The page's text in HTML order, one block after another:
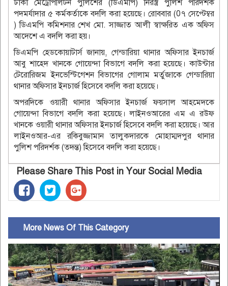
ঢাকা মেট্রোপলিটন পুলিশের (ডিএমপি) নিরস্ত্র পুলিশ পরিদর্শক
পদমর্যাদার ৫ কর্মকর্তাকে বদলি করা হয়েছে। রোববার (0৭ সেপ্টেম্বর
) ডিএমপি কমিশনার শেখ মো. সাজ্জাত আলী স্বাক্ষরিত এক অফিস
আদেশে এ বদলি করা হয়।
ডিএমপি হেডকোয়াটার্স জানায়, গেন্ডারিয়া থানার অফিসার ইনচার্জ
আবু শাহেদ খানকে গোয়েন্দা বিভাগে বদলি করা হয়েছে। কাউন্টার
টেরোরিজম ইনভেস্টিগেশন বিভাগের গোলাম মর্তুজাকে গেন্ডারিয়া
থানার অফিসার ইনচার্জ হিসেবে বদলি করা হয়েছে।
অপরদিকে ওয়ারী থানার অফিসার ইনচার্জ ফয়সাল আহমেদকে
গোয়েন্দা বিভাগে বদলি করা হয়েছে। লাইনওআরের এম এ রউফ
খানকে ওয়ারী থানার অফিসার ইনচার্জ হিসেবে বদলি করা হয়েছে। আর
লাইনওআর-এর রকিবুজ্জামান তালুকদারকে মোহাম্মদপুর থানার
পুলিশ পরিদর্শক (তদন্ত) হিসেবে বদলি করা হয়েছে।
Please Share This Post in Your Social Media
More News Of This Category